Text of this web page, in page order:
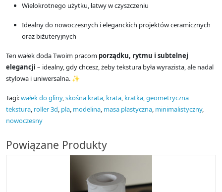
Wielokrotnego użytku, łatwy w czyszczeniu
Idealny do nowoczesnych i eleganckich projektów ceramicznych
oraz biżuteryjnych
Ten wałek doda Twoim pracom porządku, rytmu i subtelnej
elegancji – idealny, gdy chcesz, żeby tekstura była wyrazista, ale nadal
stylowa i uniwersalna. ✨
Tagi:wałek do gliny,skośna krata, krata, kratka,geometryczna
tekstura, roller 3d, pla, modelina, masa plastyczna, minimalistyczny,
nowoczesny
Powiązane Produkty